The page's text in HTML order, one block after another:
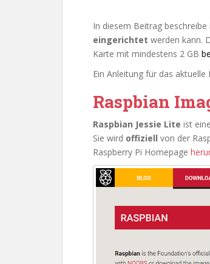
In diesem Beitrag beschreibe
eingerichtet werden kann.
Karte mit mindestens 2 GB
Ein Anleitung für das
Raspbian
Raspbian Jessie Lite ist
Sie wird offiziell von der
Raspberry Pi Homepage